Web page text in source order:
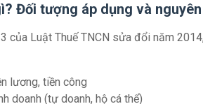
Đối tượng áp dụng và
của Luật Thuế TNCN sửa đổi năm
lương, tiền công
doanh (tự doanh, hộ cá thể)